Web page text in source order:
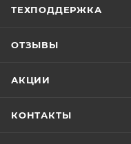
ТЕХПОДДЕРЖКА
ОТЗЫВЫ
АКЦИИ
КОНТАКТЫ